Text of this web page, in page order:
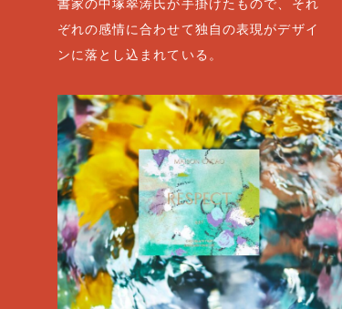
書家の中塚翠涛氏が手掛けたもので、それ
ぞれの感情に合わせて独自の表現がデザイ
ンに落とし込まれている。